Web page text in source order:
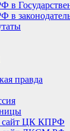
в
в
правда
сайт ЦК КПРФ